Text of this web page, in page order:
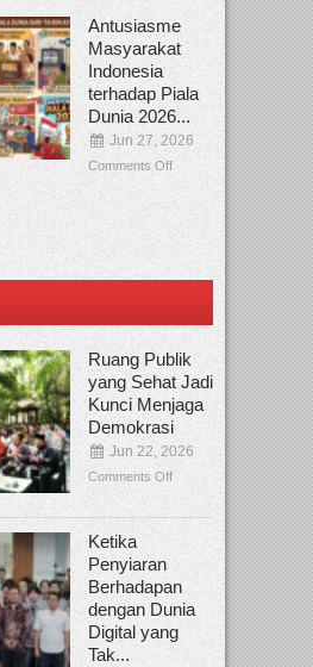
Antusiasme
Masyarakat
Indonesia
terhadap Piala
Dunia 2026...
Jun 27, 2026
Comments Off
Ruang Publik
yang Sehat Jadi
Kunci Menjaga
Demokrasi
Jun 22, 2026
Comments Off
Ketika
Penyiaran
Berhadapan
dengan Dunia
Digital yang
Tak...